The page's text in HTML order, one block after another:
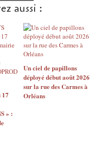
aussi :
17
» :
Un ciel de papillons
déployé début août 2026
sur la rue des Carmes à
Orléans